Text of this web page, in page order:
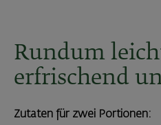
Rundum
erfrischend
Zutaten für zwei Portionen: